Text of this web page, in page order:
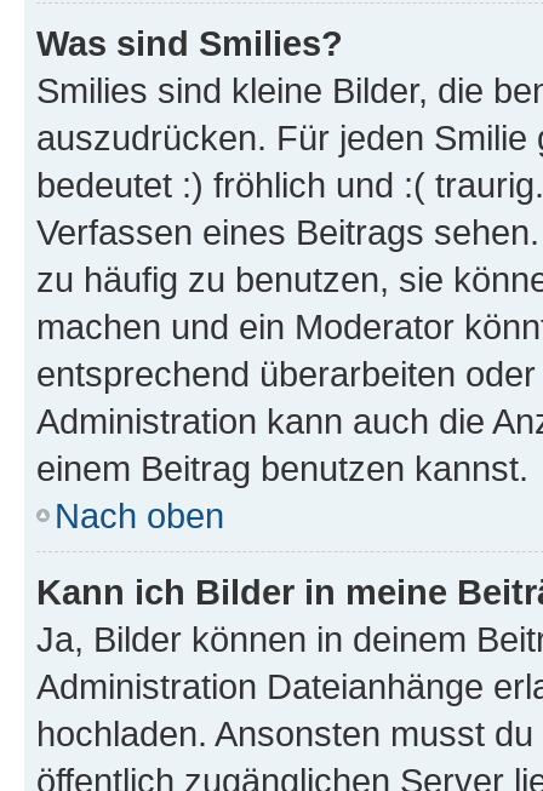
Was sind Smilies?
Smilies sind kleine Bilder, die
auszudrücken. Für jeden
bedeutet :) fröhlich und :(
Verfassen eines Beitrags
zu häufig zu benutzen, sie
machen und ein Moderator
entsprechend überarbeiten
Administration kann auch die
einem Beitrag benutzen kannst.
Nach oben
Kann ich Bilder in meine
Ja, Bilder können in deinem
Administration Dateianhänge
hochladen. Ansonsten musst
öffentlich zugänglichen Server